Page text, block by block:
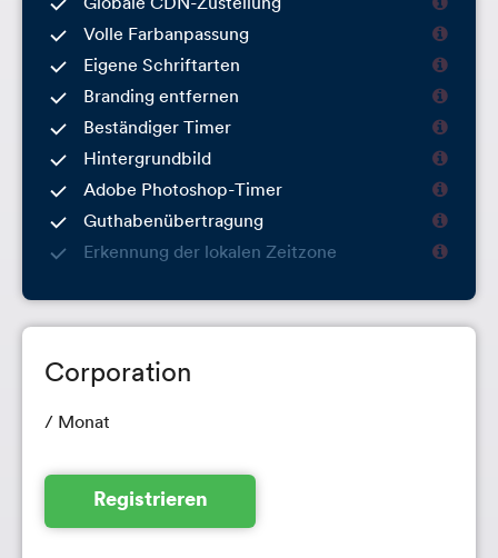
Globale CDN-Zustellung
Volle Farbanpassung
Eigene Schriftarten
Branding entfernen
Beständiger Timer
Hintergrundbild
Adobe Photoshop-Timer
Guthabenübertragung
Erkennung der lokalen Zeitzone
Corporation
/ Monat
Registrieren